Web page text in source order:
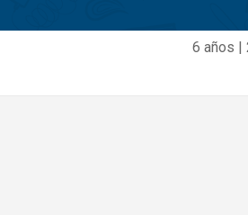
6 años |